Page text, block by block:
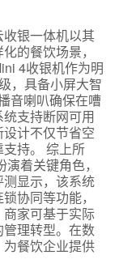
银一体机以其
的餐饮场景，
4收银机作为明
，具备小屏大智
音喇叭确保在嘈
支持断网可用
计不仅节省空
持。 综上所
着关键角色，
显示，该系统
协同等功能，
家可基于实际
理转型。在数
餐饮企业提供